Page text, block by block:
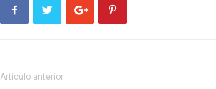
Artículo anterior